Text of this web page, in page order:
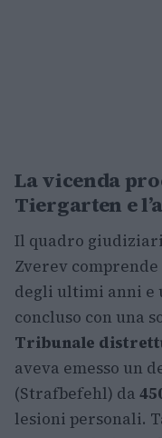
La vicenda
Tiergarten e
Il quadro
Zverev
degli ultimi anni e
concluso con una
Tribunale
aveva emesso un
(Strafbefehl) da
lesioni personali.